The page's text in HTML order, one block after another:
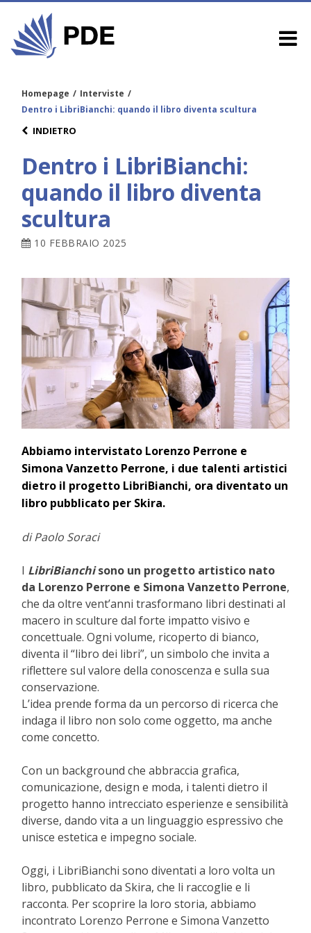
Homepage / Interviste /
Dentro i LibriBianchi: quando il libro diventa scultura
INDIETRO
Dentro i LibriBianchi:
quando il libro diventa
scultura
10 FEBBRAIO 2025
Abbiamo intervistato Lorenzo Perrone e
Simona Vanzetto Perrone, i due talenti artistici
dietro il progetto LibriBianchi, ora diventato un
libro pubblicato per Skira.
di Paolo Soraci
I LibriBianchisono un progetto artistico nato
da Lorenzo Perrone e Simona Vanzetto Perrone,
che da oltre vent’anni trasformano libri destinati al
macero in sculture dal forte impatto visivo e
concettuale. Ogni volume, ricoperto di bianco,
diventa il “libro dei libri”, un simbolo che invita a
riflettere sul valore della conoscenza e sulla sua
conservazione.
L’idea prende forma da un percorso di ricerca che
indaga il libro non solo come oggetto, ma anche
come concetto.
Con un background che abbraccia grafica,
comunicazione, design e moda, i talenti dietro il
progetto hanno intrecciato esperienze e sensibilità
diverse, dando vita a un linguaggio espressivo che
unisce estetica e impegno sociale.
Oggi, i LibriBianchi sono diventati a loro volta un
libro, pubblicato da Skira, che li raccoglie e li
racconta. Per scoprire la loro storia, abbiamo
incontrato Lorenzo Perrone e Simona Vanzetto